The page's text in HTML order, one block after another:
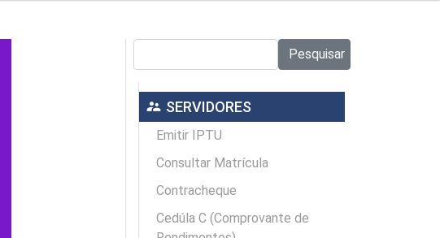
Pesquisar
supervisor_account SERVIDORES
Emitir IPTU
Consultar Matrícula
Contracheque
Cedúla C (Comprovante de